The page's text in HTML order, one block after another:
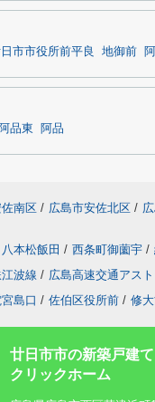
市市役所前平良 地御前
阿品東 阿品
南区 / 広島市安佐北区 /
八本松飯田 / 西条町御薗宇 /
波線 / 広島高速交通アス
島口 / 佐伯区役所前 / 修
廿日市市の新築戸建
クリックホーム